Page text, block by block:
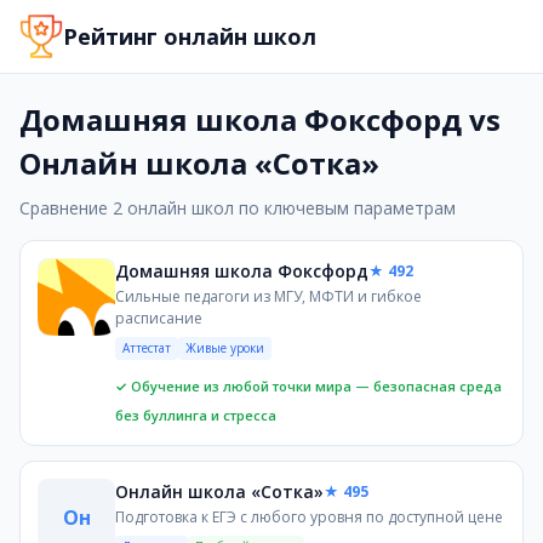
Домашняя школа Фоксфорд и Онлайн школа «Сотка» -
Сравнение онлайн-школ Домашняя школа Фоксфорд и
Домашняя школа Фоксфорд
Онлайн школа «Сотка»
Подготовка к ЕГЭ с любого уровня по доступной цене
Преимущества sotka
Узкая специализация на подготовке к ЕГЭ/ОГЭ с
Единая стоимость на все предметы подготовки
Наличие образовательной лицензии
Преимущества foxford
Полноценное школьное образование с 1 по 11 класс и
Гибкий формат (live, mixed, recorded) с проверкой ДЗ и
Значительно более низкая стартовая цена (от 1100
Недостатки sotka
Полностью записанный формат без проверки
Отсутствие в данных информации о выдаче
Рейтинг онлайн школ
Домашняя школа Фоксфорд vs
Онлайн школа «Сотка»
Сравнение 2 онлайн школ по ключевым параметрам
Домашняя школа Фоксфорд★ 492
Сильные педагоги из МГУ, МФТИ и гибкое
расписание
Аттестат Живые уроки
✓ Обучение из любой точки мира — безопасная среда
без буллинга и стресса
Он
Онлайн школа «Сотка»★ 495
Подготовка к ЕГЭ с любого уровня по доступной цене